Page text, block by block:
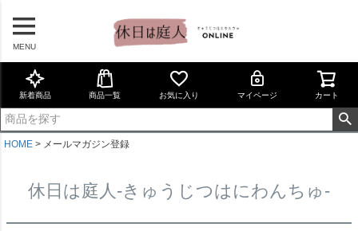
MENU
新着商品 商品一覧 お気に入り マイページ カート
HOME メールマガジン登録
休日は庭人-きゅうじつはにわんちゅ-